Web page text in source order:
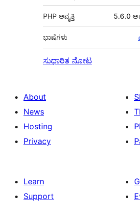
PHP ಆವೃತ್ತಿ 5.6.0
ಭಾಷೆಗಳು
ಸುಧಾರಿತ ನೋಟ
About
News
Hosting
Privacy
Learn
Support